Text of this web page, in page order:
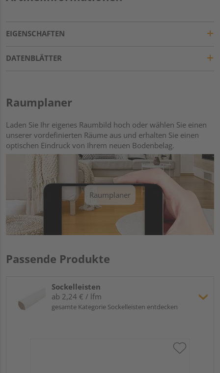
EIGENSCHAFTEN
DATENBLÄTTER
Raumplaner
Laden Sie Ihr eigenes Raumbild hoch oder wählen Sie einen
unserer vordefinierten Räume aus und erhalten Sie einen
optischen Eindruck von Ihrem neuen Bodenbelag.
Raumplaner
Passende Produkte
Sockelleisten
ab 2,24 € / lfm
gesamte Kategorie Sockelleisten entdecken